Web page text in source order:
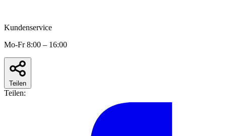
Kundenservice
Mo-Fr 8:00 – 16:00
Teilen
Teilen: